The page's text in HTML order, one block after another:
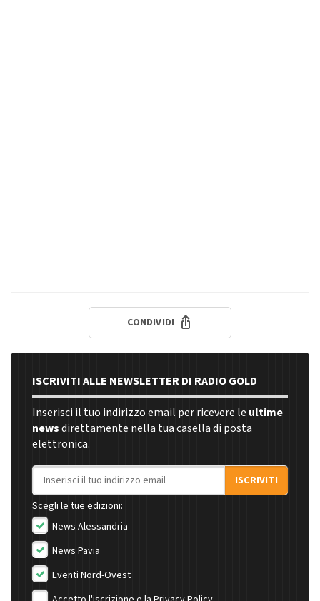
CONDIVIDI
ISCRIVITI ALLE NEWSLETTER DI RADIO GOLD
Inserisci il tuo indirizzo email per ricevere le ultime
newsdirettamente nella tua casella di posta
elettronica.
Indirizzo email
ISCRIVITI
Scegli le tue edizioni:
News Alessandria
News Pavia
Eventi Nord-Ovest